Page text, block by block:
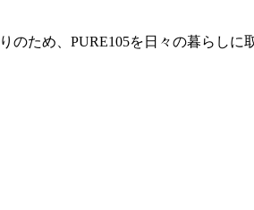
ため、PURE105を日々の暮らしに